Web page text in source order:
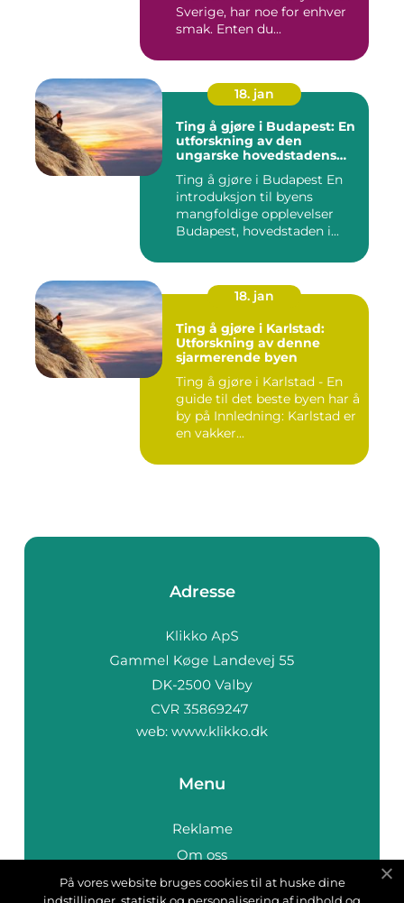
Sverige, har noe for enhver
smak. Enten du...
18. jan
Ting å gjøre i Budapest: En
utforskning av den
ungarske hovedstadens
Ting å gjøre i Budapest En
introduksjon til byens
mangfoldige opplevelser
Budapest, hovedstaden i...
18. jan
Ting å gjøre i Karlstad:
Utforskning av denne
sjarmerende byen
Ting å gjøre i Karlstad - En
guide til det beste byen har å
by på Innledning: Karlstad er
en vakker...
Adresse
web: www.klikko.dk
Menu
Reklame
Om oss
Cookies
På vores website bruges cookies til at huske dine